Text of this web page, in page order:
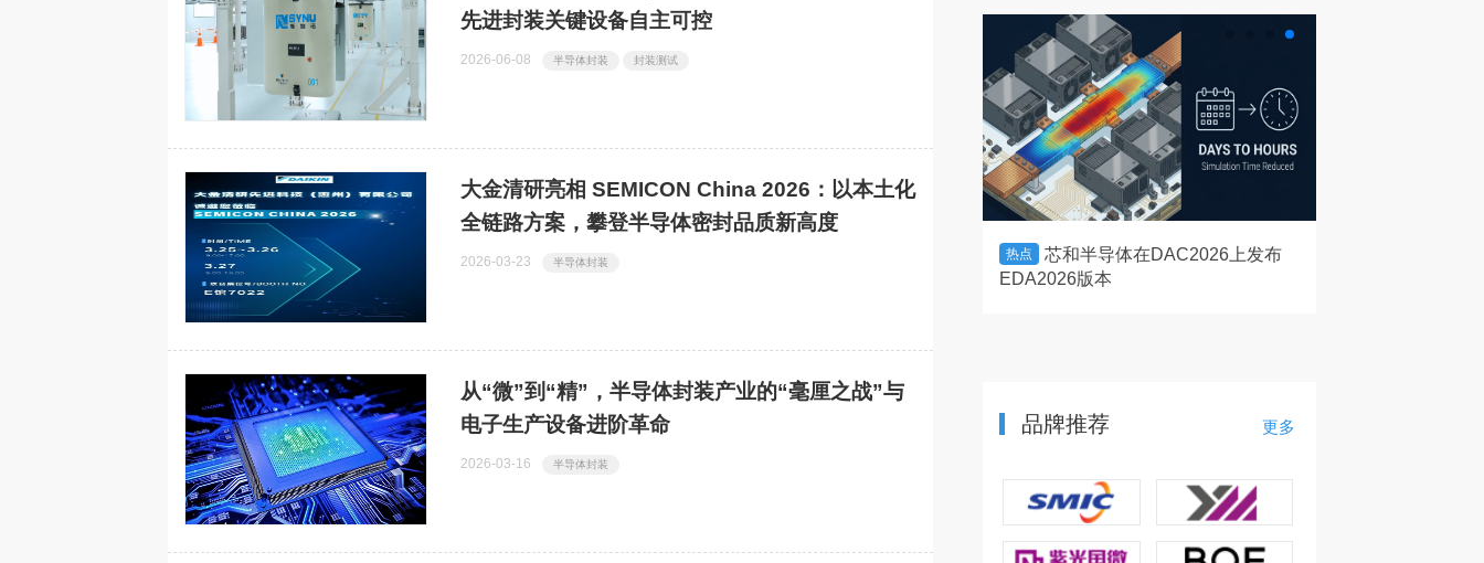
先进封装关键设备自主可控
2026-06-08 半导体封装 封装测试
大金清研亮相 SEMICON China 2026：以本土化
全链路方案，攀登半导体密封品质新高度
2026-03-23 半导体封装
​从“微”到“精”，半导体封装产业的“毫厘之战”与
电子生产设备进阶革命
2026-03-16 半导体封装
半导体材料突破！国内首条全流
程自主光刻胶产线正式投产
热点
澜起科技率先试产CXL® 3.2内存
扩展控制器
热点
芯和半导体在DAC2026上发布
EDA2026版本
品牌推荐 更多